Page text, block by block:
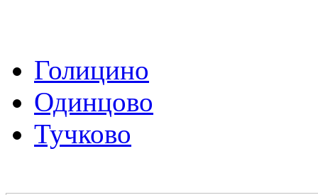
Голицино
Одинцово
Тучково